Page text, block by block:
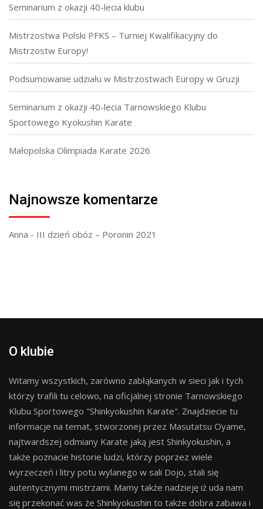
Seminarium z okazji 40-lecia klubu
Mistrzostwa Polski PFKS – Turniej Kwalifikacyjny do
Mistrzostw Europy!
Podsumowanie udziału w Mistrzostwach Europy w Gruzji
Seminarium z okazji 40-lecia Tarnowskiego Klubu
Sportowego Kyokushin Karate
Małopolska Olimpiada Karate 2026
Najnowsze komentarze
Anna - III dzień obóz – Poronin 2021
O klubie
Witamy wszystkich, zarówno zabłąkanych w sieci jak i tych
którzy trafili tu celowo, na oficjalnej stronie Tarnowskiego
Klubu Sportowego "Shinkyokushin Karate". Znajdziecie tu
informacje na temat, stworzonej przez Masutatsu Oyame,
najtwardszej odmiany Karate jaką jest Shinkyokushin, a
także poznacie historie ludzi, którzy poprzez wiele
wyrzeczeń i litry potu wylanego w sali Dojo, stali się
autentycznymi mistrzami. Mamy także nadzieję iż uda nam
się przekonać was że Shinkyokushin to także dobra zabawa i